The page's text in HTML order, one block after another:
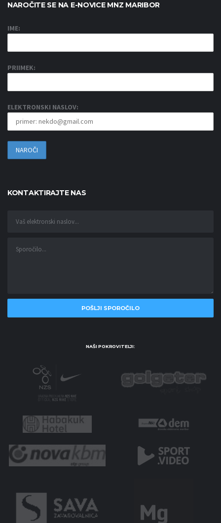
NAROČITE SE NA E-NOVICE MNZ MARIBOR
IME:
PRIIMEK:
ELEKTRONSKI NASLOV:
KONTAKTIRAJTE NAS
NAŠI POKROVITELJI: